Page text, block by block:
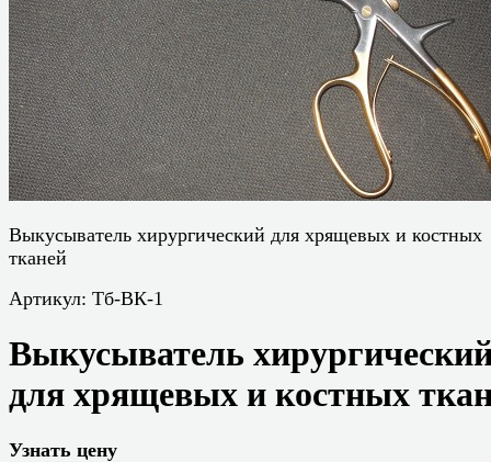
Выкусыватель хирургический для хрящевых и костных
тканей
Артикул: Тб-ВК-1
Выкусыватель
для хрящевых и костных
Узнать цену